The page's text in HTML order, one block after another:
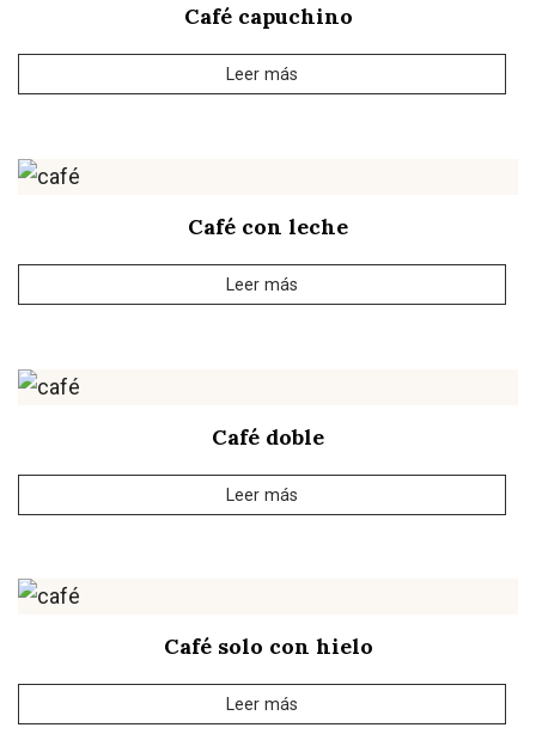
Café capuchino
Leer más
Café con leche
Leer más
Café doble
Leer más
Café solo con hielo
Leer más